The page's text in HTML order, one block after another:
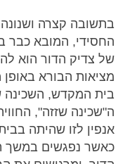
בתשובה קצרה ושנונה
החסידי, המובא כבר
של צדיק הדור הוא
מציאות הבורא
בית המקדש, השכינה
ה"שכינה שזזה",
כאשר נפגשים במשך